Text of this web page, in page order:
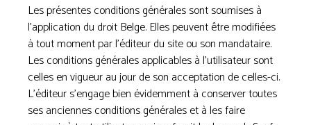
Les présentes conditions générales sont soumises à
l’application du droit Belge. Elles peuvent être modifiées
à tout moment par l’éditeur du site ou son mandataire.
Les conditions générales applicables à l’utilisateur sont
celles en vigueur au jour de son acceptation de celles-ci.
L’éditeur s’engage bien évidemment à conserver toutes
ses anciennes conditions générales et à les faire